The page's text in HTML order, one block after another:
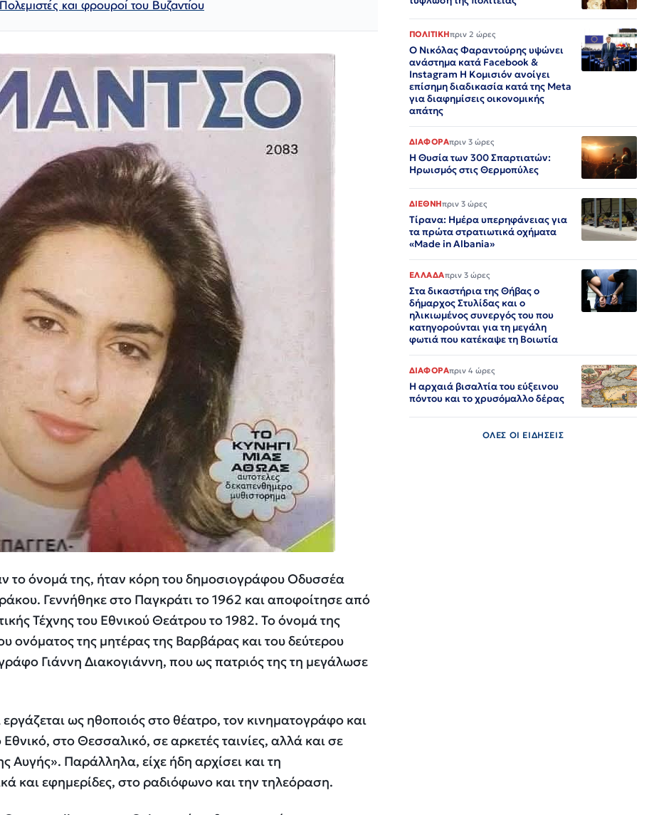
και φρουροί του Βυζαντίου
το όνομά της, ήταν κόρη του δημοσιογράφου Οδυσσέα
Γεννήθηκε στο Παγκράτι το 1962 και αποφοίτησε από
Τέχνης του Εθνικού Θεάτρου το 1982. Το όνομά της
ονόματος της μητέρας της Βαρβάρας και του δεύτερου
Γιάννη Διακογιάννη, που ως πατριός της τη μεγάλωσε
ως ηθοποιός στο θέατρο, τον κινηματογράφο και
στο Θεσσαλικό, σε αρκετές ταινίες, αλλά και σε
Αυγής». Παράλληλα, είχε ήδη αρχίσει και τη
και εφημερίδες, στο ραδιόφωνο και την τηλεόραση.
ΠΟΛΙΤΙΚΗπριν 2 ώρες
Ο Νικόλας Φαραντούρης υψώνει
ανάστημα κατά Facebook &
Instagram Η Κομισιόν ανοίγει
επίσημη διαδικασία κατά της Meta
για διαφημίσεις οικονομικής
απάτης
ΔΙΑΦΟΡΑπριν 3 ώρες
Η Θυσία των 300 Σπαρτιατών:
Ηρωισμός στις Θερμοπύλες
ΔΙΕΘΝΗπριν 3 ώρες
Τίρανα: Ημέρα υπερηφάνειας για
τα πρώτα στρατιωτικά οχήματα
«Made in Albania»
ΕΛΛΑΔΑπριν 3 ώρες
Στα δικαστήρια της Θήβας ο
δήμαρχος Στυλίδας και ο
ηλικιωμένος συνεργός του που
κατηγορούνται για τη μεγάλη
φωτιά που κατέκαψε τη Βοιωτία
ΔΙΑΦΟΡΑπριν 4 ώρες
Η αρχαιά βισαλτία του εύξεινου
πόντου και το χρυσόμαλλο δέρας
ΟΛΕΣ ΟΙ ΕΙΔΗΣΕΙΣ